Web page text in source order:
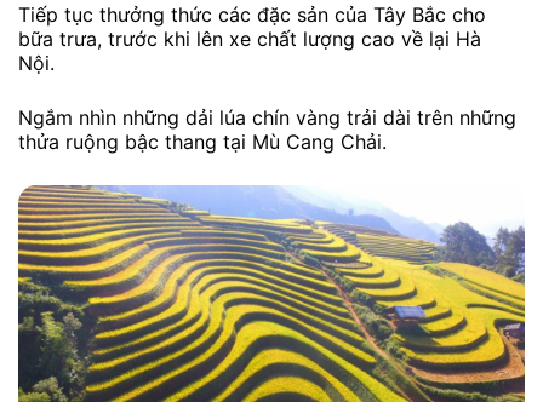
Tiếp tục thưởng thức các đặc sản của Tây Bắc cho
bữa trưa, trước khi lên xe chất lượng cao về lại Hà
Nội.
Ngắm nhìn những dải lúa chín vàng trải dài trên những
thửa ruộng bậc thang tại Mù Cang Chải.